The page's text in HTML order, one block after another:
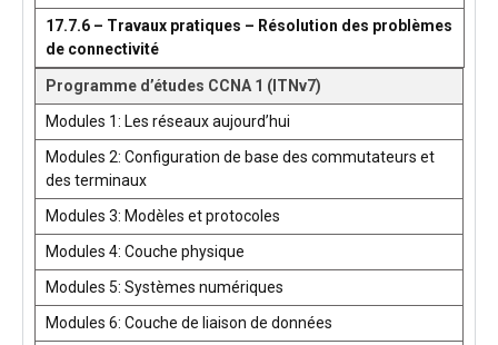
17.7.6 – Travaux pratiques – Résolution des problèmes
de connectivité
Programme d’études CCNA 1 (ITNv7)
Modules 1: Les réseaux aujourd’hui
Modules 2: Configuration de base des commutateurs et
des terminaux
Modules 3: Modèles et protocoles
Modules 4: Couche physique
Modules 5: Systèmes numériques
Modules 6: Couche de liaison de données